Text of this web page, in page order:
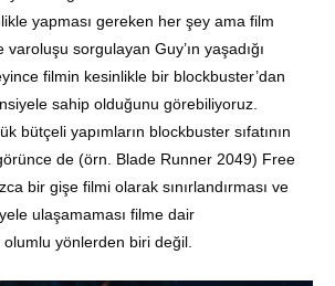
yapması gereken her şey ama film
sorgulayan Guy’ın yaşadığı
filmin kesinlikle bir blockbuster’dan
sahip olduğunu görebiliyoruz.
bütçeli yapımların blockbuster sıfatının
de (örn. Blade Runner 2049) Free
bir gişe filmi olarak sınırlandırması ve
ulaşamaması filme dair
yönlerden biri değil.